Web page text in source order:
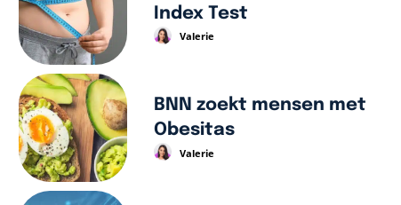
Index Test
Valerie
BNN zoekt mensen met
Obesitas
Valerie